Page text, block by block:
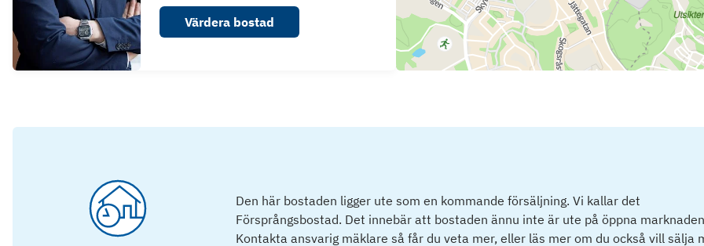
Värdera bostad
Den här bostaden ligger ute som en kommande försäljning. Vi kallar det
Försprångsbostad. Det innebär att bostaden ännu inte är ute på öppna
Kontakta ansvarig mäklare så får du veta mer, eller läs mer om du också vill sälja